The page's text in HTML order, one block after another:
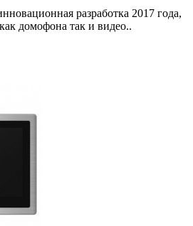
разработка 2017 года,
домофона так и видео..